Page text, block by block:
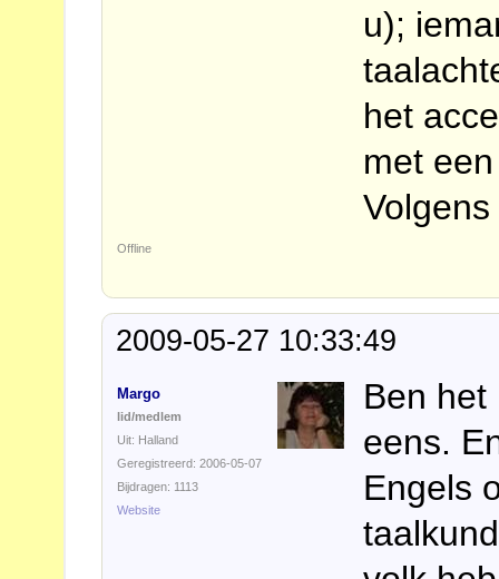
u);
het
met
Offline
2009-05-27 10:33:49
Margo
lid/medlem
Uit: Halland
Geregistreerd: 2006-05-07
Bijdragen: 1113
Website
Ben
eens.
Engels